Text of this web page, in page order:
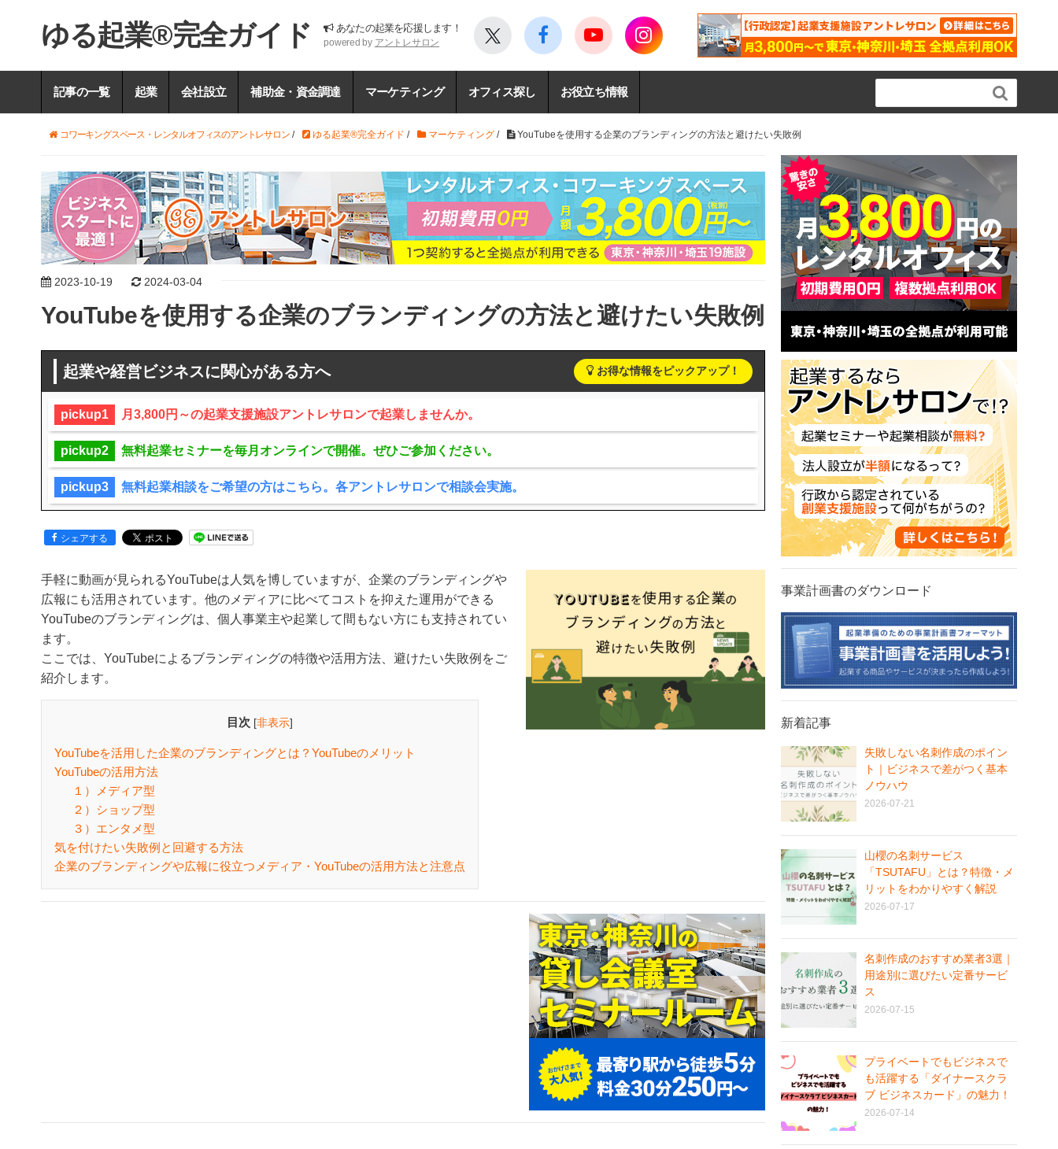
ゆる起業®完全ガイド あなたの起業を応援します！
powered by アントレサロン
記事の一覧 起業 会社設立 補助金・資金調達 マーケティング オフィス探し お役立ち情報 
コワーキングスペース・レンタルオフィスのアントレサロン/ ゆる起業®完全ガイド / マーケティング/ YouTubeを使用する企業のブランディングの方法と避けたい失敗例
2023-10-19 2024-03-04
YouTubeを使用する企業のブランディングの方法と避けたい失敗例
起業や経営ビジネスに関心がある方へ お得な情報をピックアップ！
pickup1 月3,800円～の起業支援施設アントレサロンで起業しませんか。
pickup2 無料起業セミナーを毎月オンラインで開催。ぜひご参加ください。
pickup3 無料起業相談をご希望の方はこちら。各アントレサロンで相談会実施。
シェアする
手軽に動画が見られるYouTubeは人気を博していますが、企業のブランディングや
広報にも活用されています。他のメディアに比べてコストを抑えた運用ができる
YouTubeのブランディングは、個人事業主や起業して間もない方にも支持されてい
ます。
ここでは、YouTubeによるブランディングの特徴や活用方法、避けたい失敗例をご
紹介します。
目次 [非表示]
YouTubeを活用した企業のブランディングとは？YouTubeのメリット
YouTubeの活用方法
１）メディア型
２）ショップ型
３）エンタメ型
気を付けたい失敗例と回避する方法
企業のブランディングや広報に役立つメディア・YouTubeの活用方法と注意点
事業計画書のダウンロード
新着記事
失敗しない名刺作成のポイン
ト｜ビジネスで差がつく基本
ノウハウ
2026-07-21
山櫻の名刺サービス
「TSUTAFU」とは？特徴・メ
リットをわかりやすく解説
2026-07-17
名刺作成のおすすめ業者3選｜
用途別に選びたい定番サービ
ス
2026-07-15
プライベートでもビジネスで
も活躍する「ダイナースクラ
ブ ビジネスカード」の魅力！
2026-07-14